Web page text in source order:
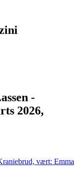
-
2026,